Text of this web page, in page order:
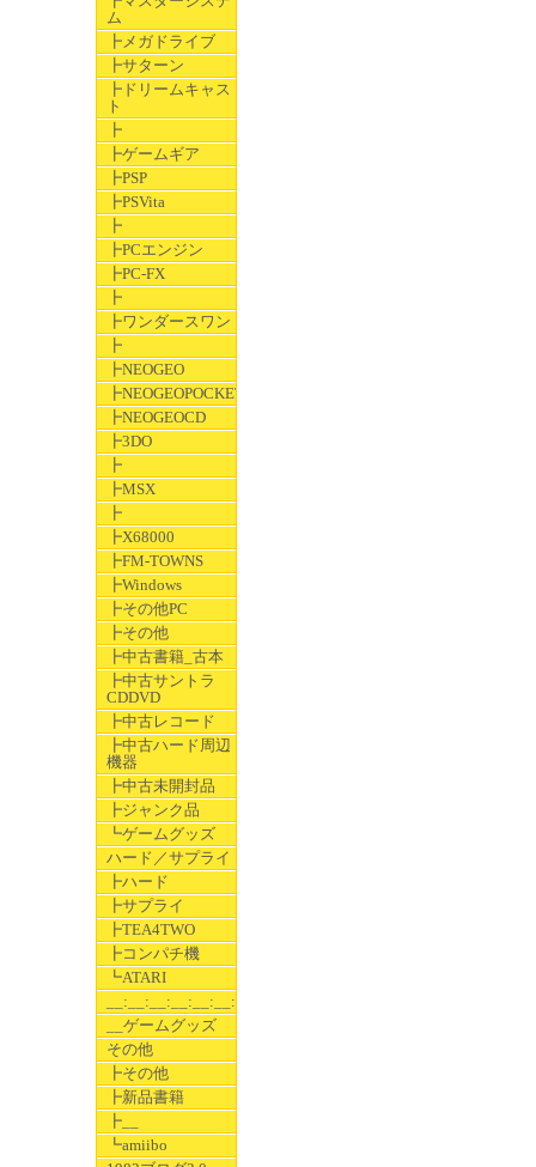
ム
┣メガドライブ
┣サターン
┣ドリームキャス
ト
┣
┣ゲームギア
┣PSP
┣PSVita
┣
┣PCエンジン
┣PC-FX
┣
┣ワンダースワン
┣
┣NEOGEO
┣NEOGEOPOCKET
┣NEOGEOCD
┣3DO
┣
┣MSX
┣
┣X68000
┣FM-TOWNS
┣Windows
┣その他PC
┣その他
┣中古書籍_古本
┣中古サントラ
CDDVD
┣中古レコード
┣中古ハード周辺
機器
┣中古未開封品
┣ジャンク品
┗ゲームグッズ
ハード／サプライ
┣ハード
┣サプライ
┣TEA4TWO
┣コンパチ機
┗ATARI
__:__:__:__:__:__:__
__ゲームグッズ
その他
┣その他
┣新品書籍
┣__
┗amiibo